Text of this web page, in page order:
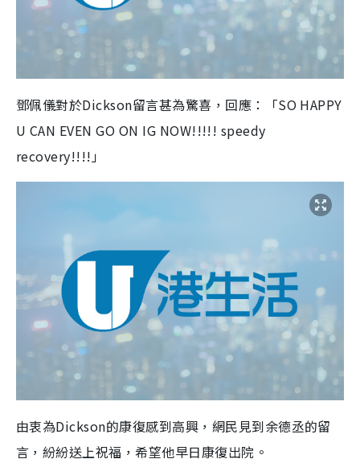
鄧佩儀對於Dickson留言甚為驚喜，回應：「SO HAPPY
U CAN EVEN GO ON IG NOW!!!!! speedy
recovery!!!!」
由衷為Dickson的康復感到高興，網民見到余德丞的留
言，紛紛送上祝福，希望他早日康復出院。